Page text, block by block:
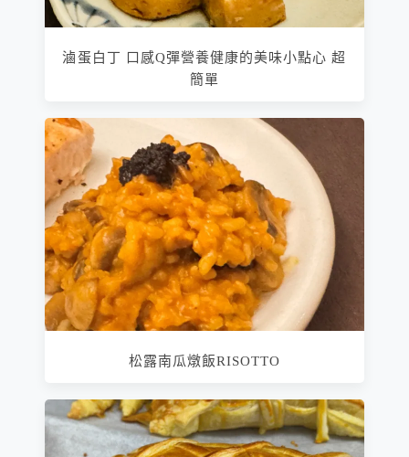
滷蛋白丁 口感Q彈營養健康的美味小點心 超
簡單
松露南瓜燉飯RISOTTO